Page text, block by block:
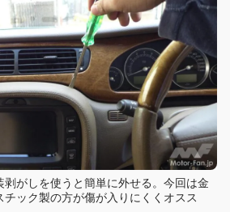
剥がしを使うと簡単に外せる。今回は金
チック製の方が傷が入りにくくオスス